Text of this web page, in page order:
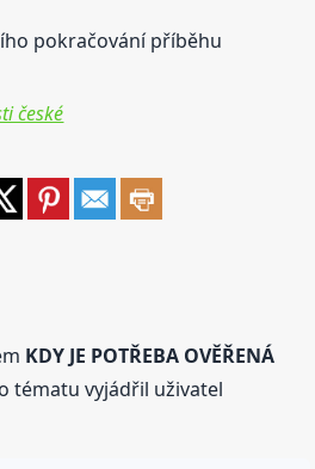
pokračování příběhu
české
KDY JE POTŘEBA OVĚŘENÁ
tématu vyjádřil uživatel